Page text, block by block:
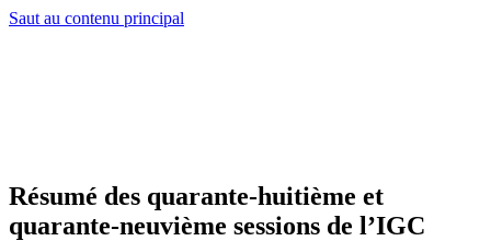
Saut au contenu principal
Résumé des quarante‑huitième et
quarante‑neuvième sessions de l’IGC